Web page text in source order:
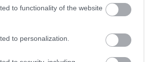
to functionality of the website
to personalization.
με κέντρο τη ζωγραφική.
είναι:
εκφράσεις και φιλόξενη